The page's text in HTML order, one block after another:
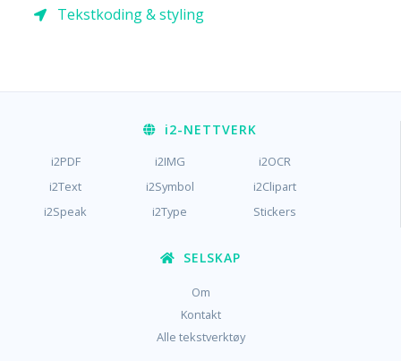
Tekstkoding & styling
i2-NETTVERK
i2PDF i2IMG
i2OCR
i2Text
i2Symbol
i2Clipart
i2Speak
i2Type Stickers
SELSKAP
Om
Kontakt
Alle tekstverktøy